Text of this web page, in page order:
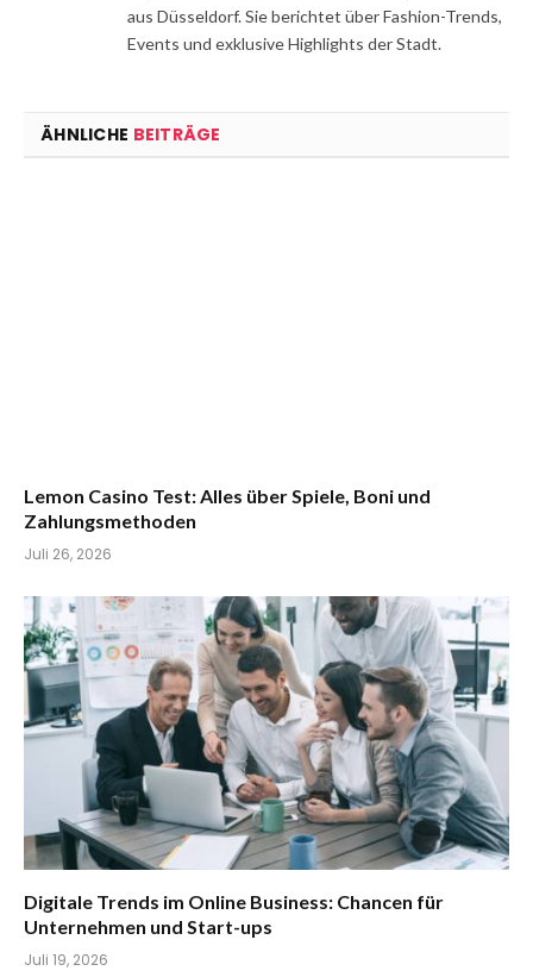
aus Düsseldorf. Sie berichtet über Fashion-Trends,
Events und exklusive Highlights der Stadt.
ÄHNLICHE BEITRÄGE
Lemon Casino Test: Alles über Spiele, Boni und
Zahlungsmethoden
Juli 26, 2026
Digitale Trends im Online Business: Chancen für
Unternehmen und Start-ups
Juli 19, 2026